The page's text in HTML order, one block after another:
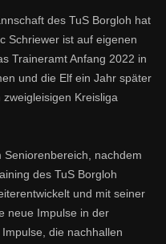
des TuS Borgloh hat
Schriewer ist auf eigenen
Traineramt Anfang 2022 in
und die Elf ein Jahr später
Kreisliga
nachdem
des TuS Borgloh
und mit seiner
neue Impulse in der
die nachhallen